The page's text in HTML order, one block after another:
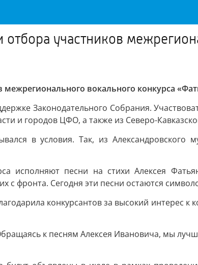
участников
вокального конкурса
Законодательного Собрания.
и городов ЦФО, а также из Северо-
в условия. Так, из Александровского
исполняют песни на стихи Алексея
фронта. Сегодня эти песни остаются
конкурсантов за высокий интерес к
к песням Алексея Ивановича, мы